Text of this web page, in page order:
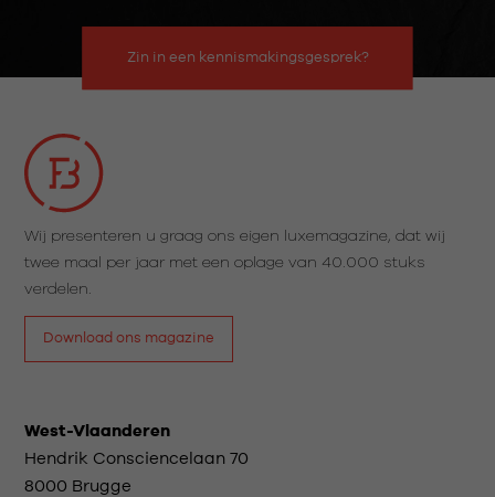
Zin in een kennismakingsgesprek?
Wij presenteren u graag ons eigen luxemagazine, dat wij
twee maal per jaar met een oplage van 40.000 stuks
verdelen.
Download ons magazine
West-Vlaanderen
Hendrik Consciencelaan 70
8000 Brugge